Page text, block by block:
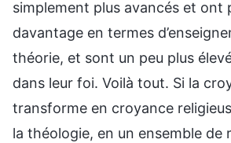
simplement plus avancés et ont
davantage en termes
théorie, et sont un peu plus
dans leur foi. Voilà tout. Si la
transforme en croyance
la théologie, en un ensemble de